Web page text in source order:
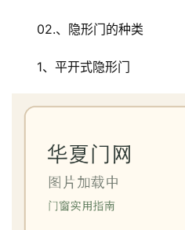
02.、隐形门的种类
1、平开式隐形门